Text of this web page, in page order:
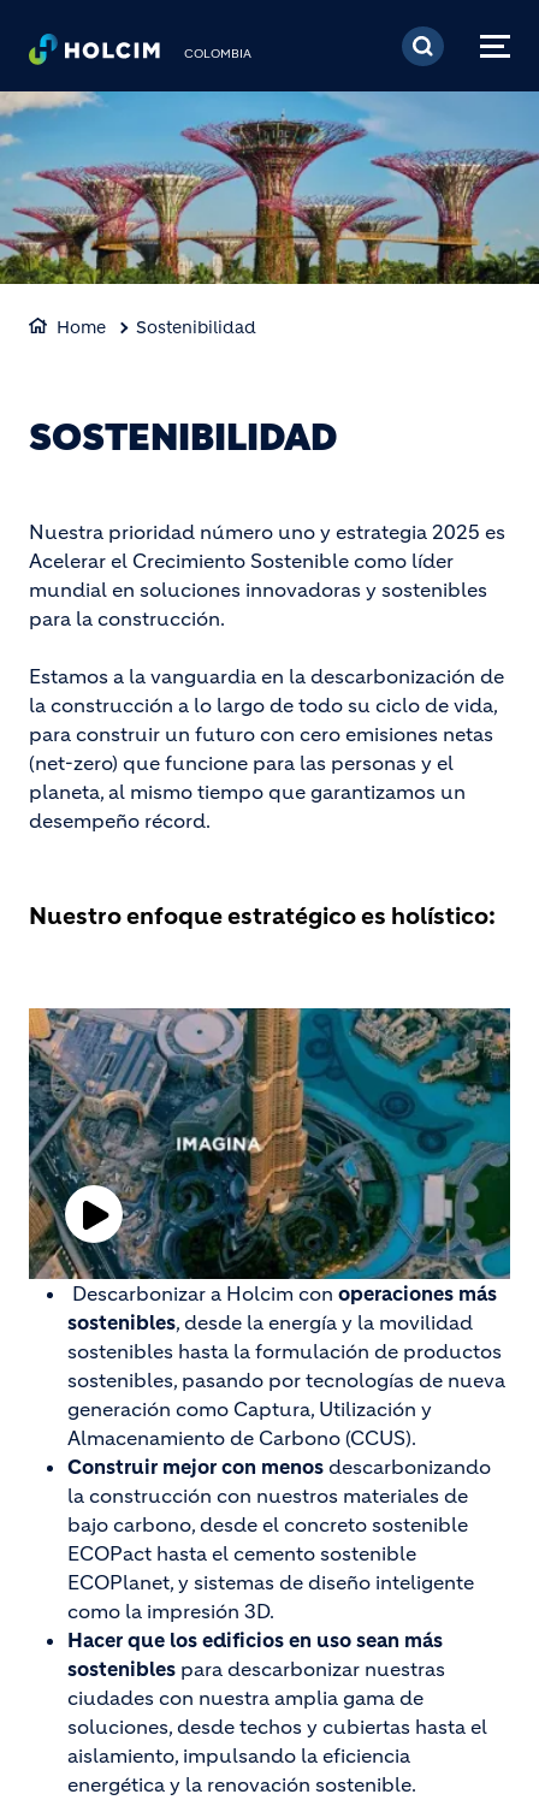
Pasar al contenido
COLOMBIA
Home Sostenibilidad
SOSTENIBILIDAD
Nuestra prioridad número uno y estrategia 2025 es
Acelerar el Crecimiento Sostenible como líder
mundial en soluciones innovadoras y sostenibles
para la construcción.
Estamos a la vanguardia en la descarbonización de
la construcción a lo largo de todo su ciclo de vida,
para construir un futuro con cero emisiones netas
(net-zero) que funcione para las personas y el
planeta, al mismo tiempo que garantizamos un
desempeño récord.
Nuestro enfoque estratégico es holístico:
Play
Video
Descarbonizar a Holcim con operaciones más
sostenibles, desde la energía y la movilidad
sostenibles hasta la formulación de productos
sostenibles, pasando por tecnologías de nueva
generación como Captura, Utilización y
Almacenamiento de Carbono (CCUS).
Construir mejor con menos descarbonizando
la construcción con nuestros materiales de
bajo carbono, desde el concreto sostenible
ECOPact hasta el cemento sostenible
ECOPlanet, y sistemas de diseño inteligente
como la impresión 3D.
Hacer que los edificios en uso sean más
sostenibles para descarbonizar nuestras
ciudades con nuestra amplia gama de
soluciones, desde techos y cubiertas hasta el
aislamiento, impulsando la eficiencia
energética y la renovación sostenible.